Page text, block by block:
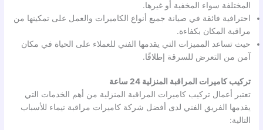
المختلفة سواء المخفية أو غيرها.
احترافية فائقة في صيانة جميع أنواع الكاميرات والعمل على تمكينها من
مراقبة المكان بكفاءة.
حيث تساعد المميزات التي يقدمها الفني للعملاء على الحياة في مكان
آمن من التعرض للسرقة إطلاقًا.
تركيب كاميرات المراقبة المنزلية 24 ساعة
تعتبر أعمال تركيب كاميرات المراقبة المنزلية من أهم الخدمات التي
يقدمها الفريق الفني لدى أفضل شركة كاميرات مراقبة تيماء للأسباب
التالية: